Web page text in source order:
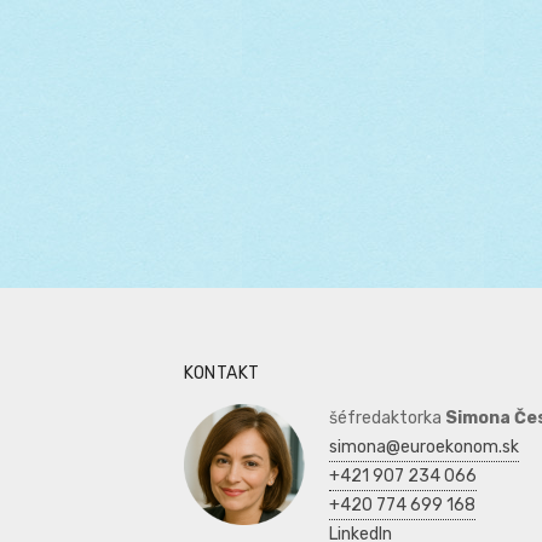
KONTAKT
šéfredaktorka Simona
simona@euroekonom.sk
+421 907 234 066
+420 774 699 168
LinkedIn